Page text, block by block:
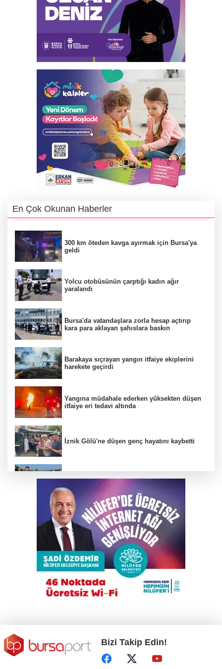
En Çok Okunan Haberler
300 km öteden kavga ayırmak için Bursa'ya
geldi
Yolcu otobüsünün çarptığı kadın ağır
yaralandı
Bursa'da vatandaşlara zorla hesap açtırıp
kara para aklayan şahıslara baskın
Barakaya sıçrayan yangın itfaiye ekiplerini
harekete geçirdi
Yangına müdahale ederken yüksekten düşen
itfaiye eri tedavi altında
İznik Gölü'ne düşen genç hayatını kaybetti
Büyükşehir’den İnegöl’e ulaşım hamlesi
Uludağ'da çıkan orman yangını söndürüldü
TEKNOSAB KOBİ OSB tanıtıldı
Ahbap Derneği yönetimine kayyum atandı
Bizi Takip Edin!